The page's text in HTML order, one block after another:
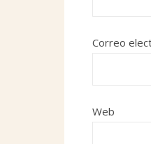
Correo
Web